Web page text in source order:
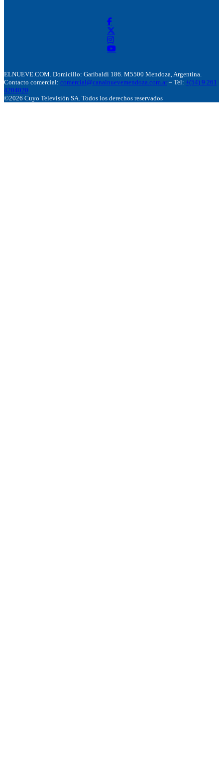
ELNUEVE.COM. Domicillo: Garibaldi 186. M5500 Mendoza, Argentina.
Contacto comercial: comercial@canalnuevemendoza.com.ar – Tel: +(54) 9 261
4204020
©2026 Cuyo Televisión SA. Todos los derechos reservados